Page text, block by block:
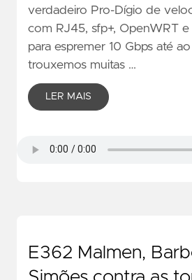
verdadeiro Pro-Dígio de
com RJ45, sfp+, OpenWRT e
para espremer 10 Gbps até
trouxemos muitas …
LER MAIS
E362 Malmen,